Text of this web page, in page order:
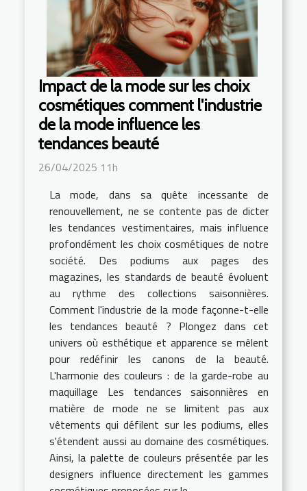
Impact de la mode sur les choix
cosmétiques comment l'industrie
de la mode influence les
tendances beauté
26/04/2025 11h
La mode, dans sa quête incessante de
renouvellement, ne se contente pas de dicter
les tendances vestimentaires, mais influence
profondément les choix cosmétiques de notre
société. Des podiums aux pages des
magazines, les standards de beauté évoluent
au rythme des collections saisonnières.
Comment l'industrie de la mode façonne-t-elle
les tendances beauté ? Plongez dans cet
univers où esthétique et apparence se mêlent
pour redéfinir les canons de la beauté.
L'harmonie des couleurs : de la garde-robe au
maquillage Les tendances saisonnières en
matière de mode ne se limitent pas aux
vêtements qui défilent sur les podiums, elles
s'étendent aussi au domaine des cosmétiques.
Ainsi, la palette de couleurs présentée par les
designers influence directement les gammes